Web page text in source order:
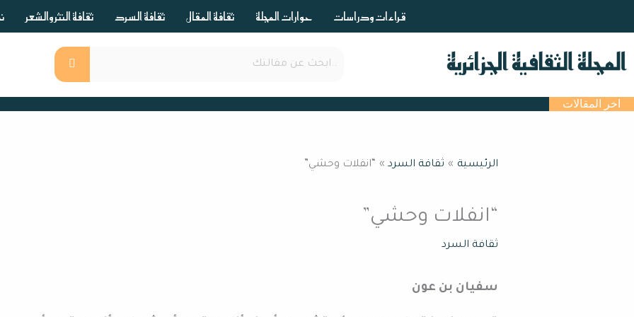
المحتوى
قراءات ودراسات حوارات المجلة ثقافة المقال ثقافة السرد ثقافة النثر والشعر
اخر المقالات
الرئيسية ثقافة السرد “انفلات وحشي”
“انفلات وحشي”
ثقافة السرد
سفيان بن عون